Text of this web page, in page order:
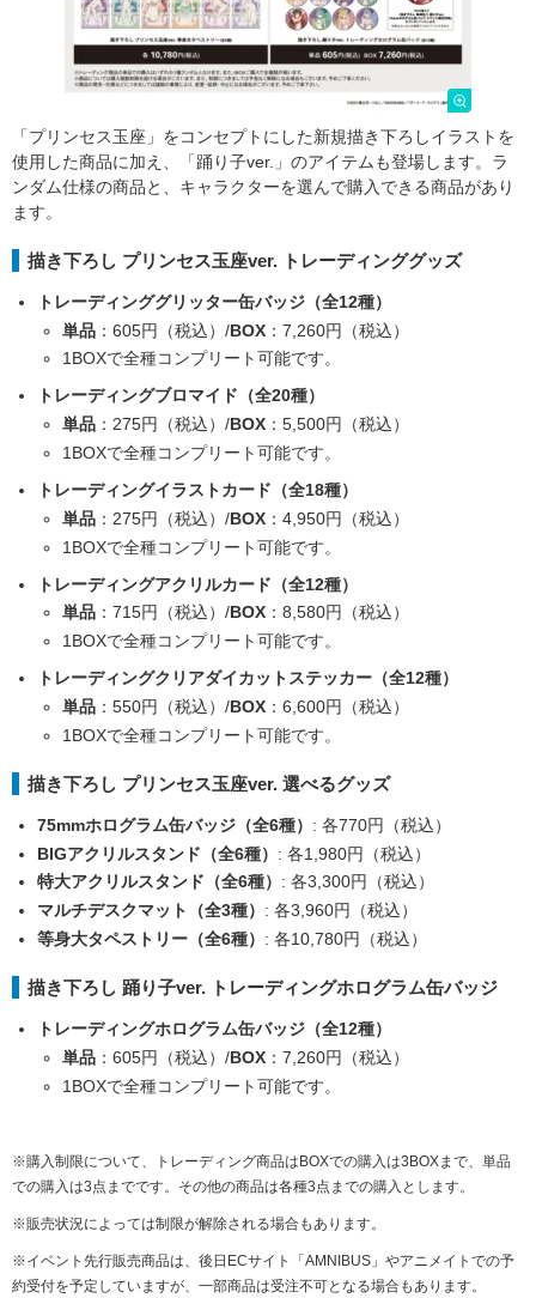
「プリンセス玉座」をコンセプトにした新規描き下ろしイラストを
使用した商品に加え、「踊り子ver.」のアイテムも登場します。ラ
ンダム仕様の商品と、キャラクターを選んで購入できる商品があり
ます。
描き下ろし プリンセス玉座ver. トレーディンググッズ
トレーディンググリッター缶バッジ（全12種）
単品 ：605円（税込）/BOX ：7,260円（税込）
1BOXで全種コンプリート可能です。
トレーディングブロマイド（全20種）
単品 ：275円（税込）/BOX ：5,500円（税込）
1BOXで全種コンプリート可能です。
トレーディングイラストカード（全18種）
単品 ：275円（税込）/BOX ：4,950円（税込）
1BOXで全種コンプリート可能です。
トレーディングアクリルカード（全12種）
単品 ：715円（税込）/BOX ：8,580円（税込）
1BOXで全種コンプリート可能です。
トレーディングクリアダイカットステッカー（全12種）
単品 ：550円（税込）/BOX ：6,600円（税込）
1BOXで全種コンプリート可能です。
描き下ろし プリンセス玉座ver. 選べるグッズ
75mmホログラム缶バッジ（全6種） : 各770円（税込）
BIGアクリルスタンド（全6種） : 各1,980円（税込）
特大アクリルスタンド（全6種） : 各3,300円（税込）
マルチデスクマット（全3種） : 各3,960円（税込）
等身大タペストリー（全6種） : 各10,780円（税込）
描き下ろし 踊り子ver. トレーディングホログラム缶バッジ
トレーディングホログラム缶バッジ（全12種）
単品 ：605円（税込）/BOX ：7,260円（税込）
1BOXで全種コンプリート可能です。
※購入制限について、トレーディング商品はBOXでの購入は3BOXまで、単品
での購入は3点までです。その他の商品は各種3点までの購入とします。
※販売状況によっては制限が解除される場合もあります。
※イベント先行販売商品は、後日ECサイト「AMNIBUS」やアニメイトでの予
約受付を予定していますが、一部商品は受注不可となる場合もあります。